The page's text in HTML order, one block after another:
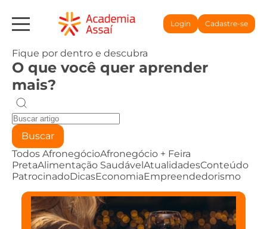
Login Cadastre-se
Fique por dentro e descubra
O que você quer aprender
mais?
Buscar
Todos AfronegócioAfronegócio + Feira
PretaAlimentação SaudávelAtualidadesConteúdo
PatrocinadoDicasEconomiaEmpreendedorismo